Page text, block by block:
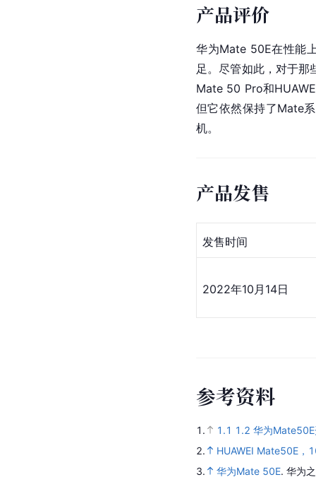
产品评价
华为Mate 50E在性能
足。尽管如此，对于那
Mate 50 Pro和
但它依然保持了Mate
机。
产品发售
发售时间
2022年10月14日
参考资料
1. 1.1 1.2 华为
2.
HUAWEI Mate50E，
3.
华为Mate 50E. 华为